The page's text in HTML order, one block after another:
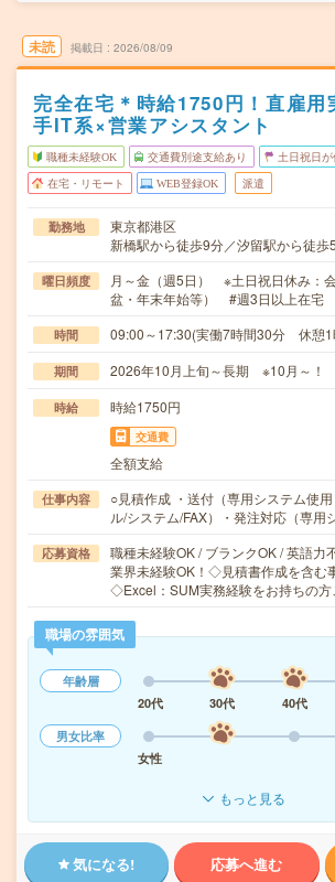
未読 掲載日 2026/08/09
完全在宅＊時給1750円！直雇用
手IT系×営業アシスタント
職種未経験OK 交通費別途支給あり 土日祝日が
在宅・リモート WEB登録OK 派遣
勤務地
東京都港区
新橋駅から徒歩9分／汐留駅から徒歩
曜日頻度
月～金（週5日） ※土日祝日休み：
盆・年末年始等） #週3日以上在宅
時間 09:00～17:30(実働7時間30分 休憩1
期間 2026年10月上旬～長期 ※10月～！
時給 時給1750円
交通費
全額支給
仕事内容
○見積作成 ・送付（専用システム使
ル/システム/FAX）・発注対応（専
応募資格
職種未経験OK / ブランクOK / 英語力
業界未経験OK！◇見積書作成を含む
◇Excel：SUM実務経験をお持ちの
職場の雰囲気
年齢層
20代
30代 40代
男女比率
女性
もっと見る
気になる! 応募へ進む